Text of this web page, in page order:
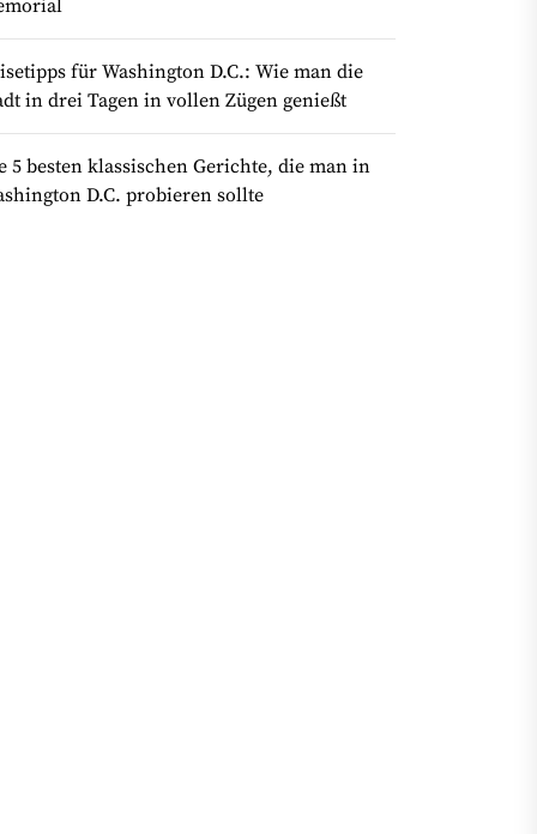
für Washington D.C.: Wie man die
in drei Tagen in vollen Zügen genießt
5 besten klassischen Gerichte, die man in
D.C. probieren sollte